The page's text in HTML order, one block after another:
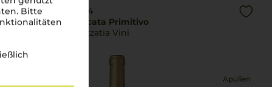
Bitte
2024
Riticata Primitivo
Mezzatia Vini
Apulien